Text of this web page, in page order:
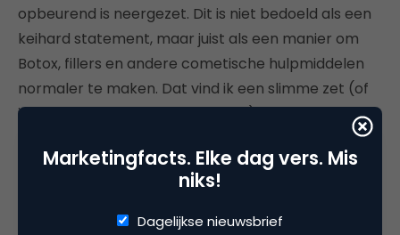
opbeurend is neergezet. Dit is niet bedoeld als een
keihard statement, maar juist als een manier om
Botox, fillers en andere cometische hulpmiddelen
normaler te maken. Dat vind ik een slimme zet (of
ik het er nu mee eens ben of niet). Polariseren is
daarvan laat Doctors at Soap hier simpelweg zien
wat hun visie op hun vak is. En dat ze het voor hun
doelgroep doen, niet voor de buitenwereld.
Marketingfacts. Elke dag vers. Mis
niks!
Dagelijkse nieuwsbrief